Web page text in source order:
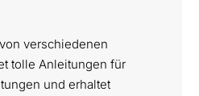
verschiedenen
tolle Anleitungen für
und erhaltet